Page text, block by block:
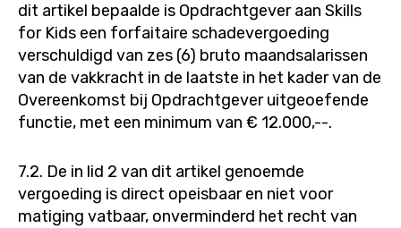
dit artikel bepaalde is Opdrachtgever aan Skills
for Kids een forfaitaire schadevergoeding
verschuldigd van zes (6) bruto maandsalarissen
van de vakkracht in de laatste in het kader van de
Overeenkomst bij Opdrachtgever uitgeoefende
functie, met een minimum van € 12.000,--.
7.2. De in lid 2 van dit artikel genoemde
vergoeding is direct opeisbaar en niet voor
matiging vatbaar, onverminderd het recht van